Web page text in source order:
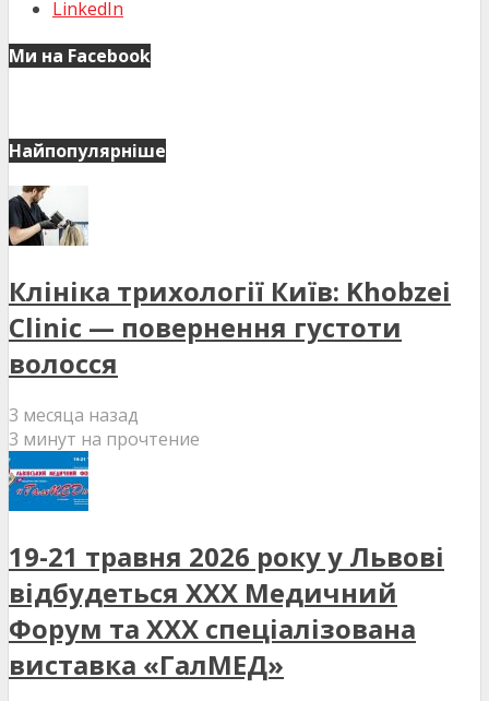
LinkedIn
Ми на Facebook
Найпопулярніше
Клініка трихології Київ: Khobzei
Clinic — повернення густоти
волосся
3 месяца назад
3 минут на прочтение
19-21 травня 2026 року у Львові
відбудеться XXX Медичний
Форум та XXX спеціалізована
виставка «ГалМЕД»